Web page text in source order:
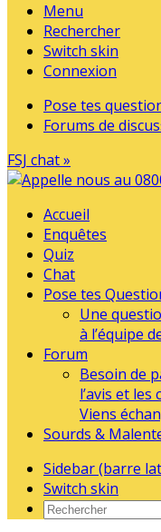
Menu
Rechercher
Switch skin
Connexion
Pose tes
Forums de
FSJ chat »
Accueil
Enquêtes
Quiz
Chat
Pose tes
Une
à l’équipe
Forum
Besoin de
l’avis et
Viens
Sourds &
Sidebar (barre
Switch skin